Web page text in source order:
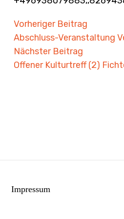
Vorheriger Beitrag
Abschluss-Veranstaltung
Nächster Beitrag
Offener Kulturtreff (2)
Impressum